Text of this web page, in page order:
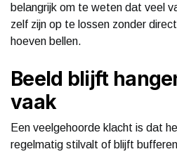
belangrijk om te weten dat veel
zelf zijn op te lossen zonder
hoeven bellen.
Beeld blijft
vaak
Een veelgehoorde klacht is dat
regelmatig stilvalt of blijft